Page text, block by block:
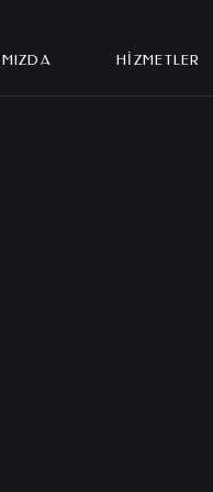
HIZMETLER